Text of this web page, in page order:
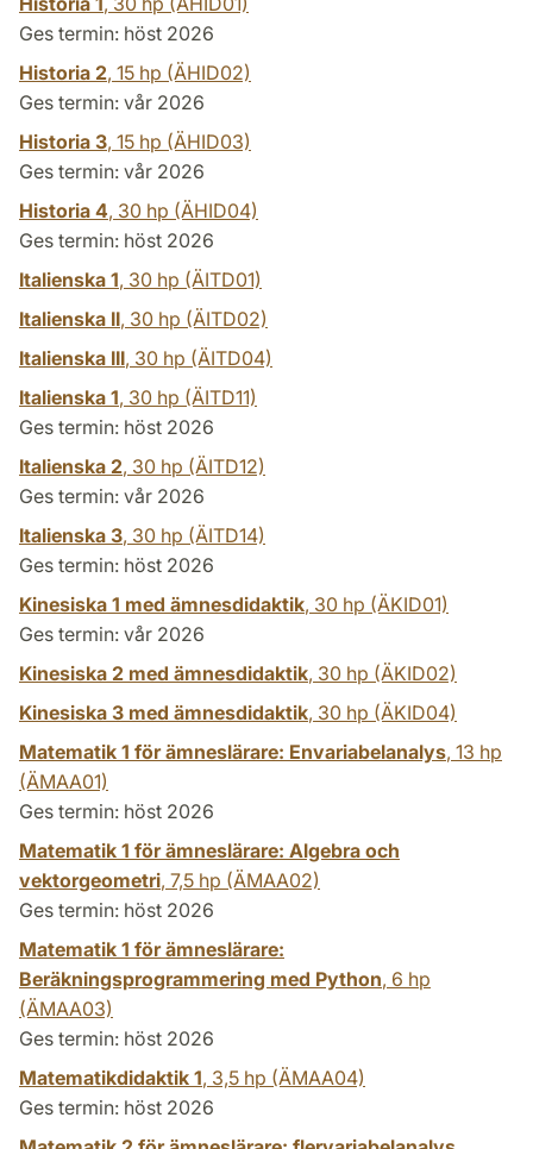
Ges termin: höst 2026
Historia 2, 15 hp (ÄHID02)
Ges termin: vår 2026
Historia 3, 15 hp (ÄHID03)
Ges termin: vår 2026
Historia 4, 30 hp (ÄHID04)
Ges termin: höst 2026
Italienska 1, 30 hp (ÄITD01)
Italienska II, 30 hp (ÄITD02)
Italienska III, 30 hp (ÄITD04)
Italienska 1, 30 hp (ÄITD11)
Ges termin: höst 2026
Italienska 2, 30 hp (ÄITD12)
Ges termin: vår 2026
Italienska 3, 30 hp (ÄITD14)
Ges termin: höst 2026
Kinesiska 1 med ämnesdidaktik, 30 hp (ÄKID01)
Ges termin: vår 2026
Kinesiska 2 med ämnesdidaktik, 30 hp (ÄKID02)
Kinesiska 3 med ämnesdidaktik, 30 hp (ÄKID04)
Matematik 1 för ämneslärare: Envariabelanalys, 13 hp
(ÄMAA01)
Ges termin: höst 2026
Matematik 1 för ämneslärare: Algebra och
vektorgeometri, 7,5 hp (ÄMAA02)
Ges termin: höst 2026
Matematik 1 för ämneslärare:
Beräkningsprogrammering med Python, 6 hp
(ÄMAA03)
Ges termin: höst 2026
Matematikdidaktik 1, 3,5 hp (ÄMAA04)
Ges termin: höst 2026